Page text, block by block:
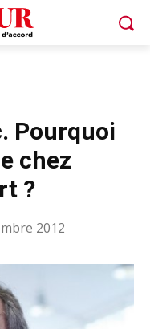
Pourquoi
chez
?
2012